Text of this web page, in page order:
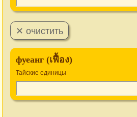
фуеанг (เฟื้อง)
Тайские единицы